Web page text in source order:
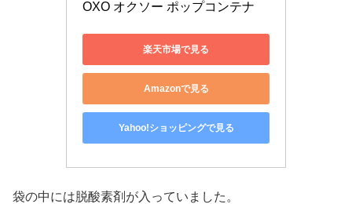
OXO オクソー ポップコンテナ
楽天市場で見る
Amazonで見る
Yahoo!ショッピングで見る
袋の中には脱酸素剤が入っていました。